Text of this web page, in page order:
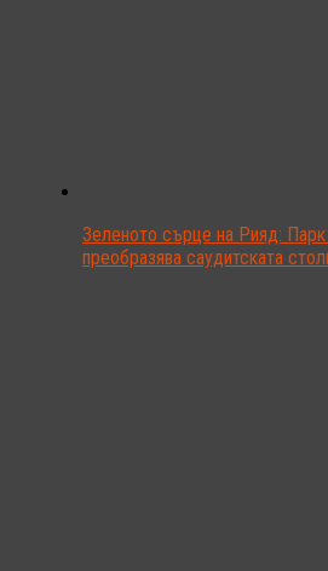
Зеленото сърце на Рияд:
преобразява саудитската